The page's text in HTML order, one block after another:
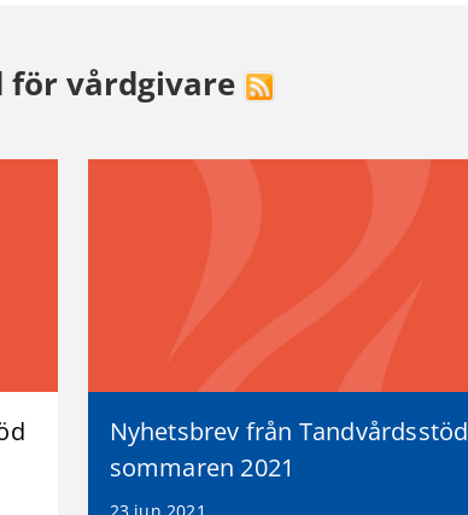
för vårdgivare
Nyhetsbrev från Tandvårdsstöd
sommaren 2021